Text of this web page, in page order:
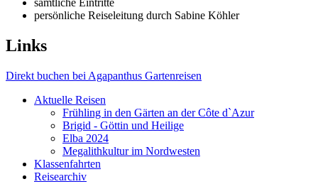
sämtliche Eintritte
persönliche Reiseleitung durch Sabine Köhler
Links
Direkt buchen bei Agapanthus Gartenreisen
Aktuelle Reisen
Frühling in den Gärten an der Côte d`Azur
Brigid - Göttin und Heilige
Elba 2024
Megalithkultur im Nordwesten
Klassenfahrten
Reisearchiv